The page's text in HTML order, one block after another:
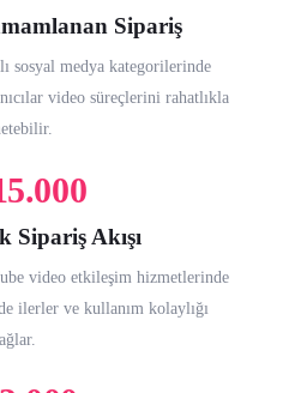
Sipariş
sosyal medya kategorilerinde
video süreçlerini rahatlıkla
Sipariş Akışı
video etkileşim hizmetlerinde
ilerler ve kullanım kolaylığı